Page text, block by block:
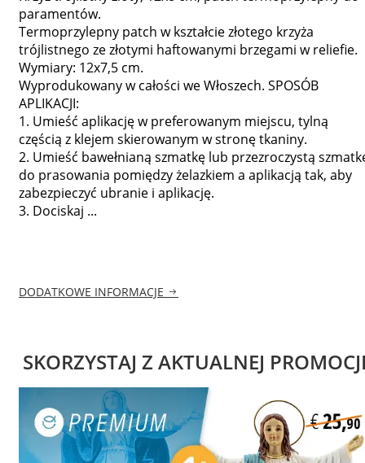
paramentów.
Termoprzylepny patch w kształcie złotego krzyża
trójlistnego ze złotymi haftowanymi brzegami w reliefie.
Wymiary: 12x7,5 cm.
Wyprodukowany w całości we Włoszech. SPOSÓB
APLIKACJI:
1. Umieść aplikację w preferowanym miejscu, tylną
częścią z klejem skierowanym w stronę tkaniny.
2. Umieść bawełnianą szmatkę lub przezroczystą
do prasowania pomiędzy żelazkiem a aplikacją tak, aby
zabezpieczyć ubranie i aplikację.
3. Dociskaj ...
DODATKOWE INFORMACJE
SKORZYSTAJ Z AKTUALNEJ